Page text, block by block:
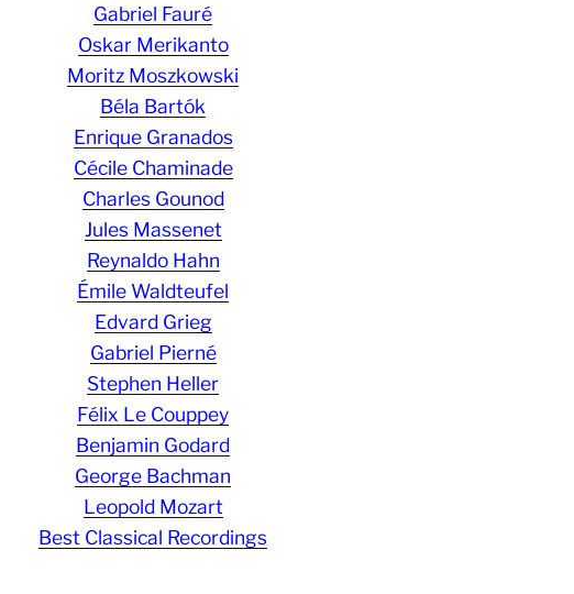
Gabriel Fauré
Oskar Merikanto
Moritz Moszkowski
Béla Bartók
Enrique Granados
Cécile Chaminade
Charles Gounod
Jules Massenet
Reynaldo Hahn
Émile Waldteufel
Edvard Grieg
Gabriel Pierné
Stephen Heller
Félix Le Couppey
Benjamin Godard
George Bachman
Leopold Mozart
Best Classical Recordings